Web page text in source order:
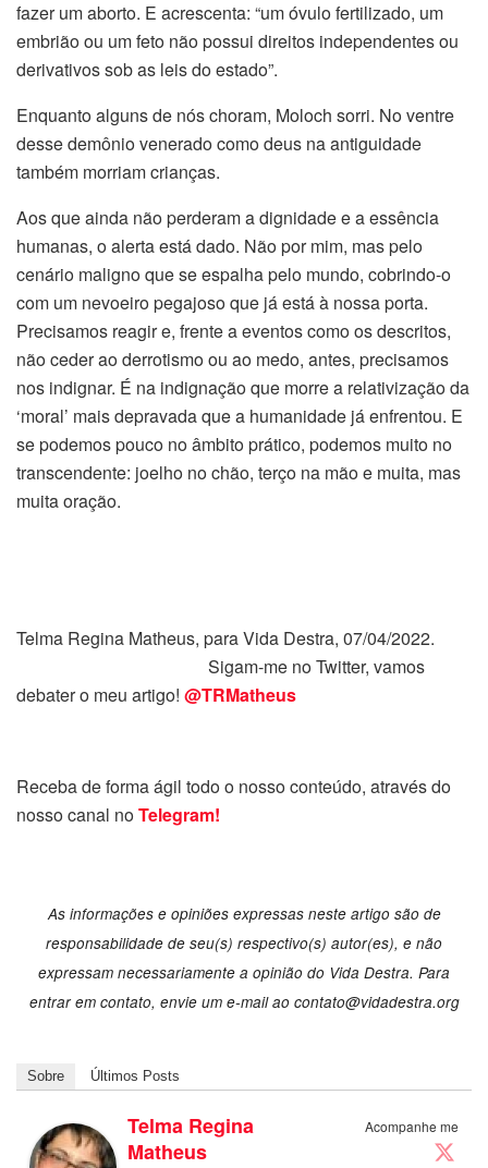
fazer um aborto. E acrescenta: “um óvulo fertilizado, um
embrião ou um feto não possui direitos independentes ou
derivativos sob as leis do estado”.
Enquanto alguns de nós choram, Moloch sorri. No ventre
desse demônio venerado como deus na antiguidade
também morriam crianças.
Aos que ainda não perderam a dignidade e a essência
humanas, o alerta está dado. Não por mim, mas pelo
cenário maligno que se espalha pelo mundo, cobrindo-o
com um nevoeiro pegajoso que já está à nossa porta.
Precisamos reagir e, frente a eventos como os descritos,
não ceder ao derrotismo ou ao medo, antes, precisamos
nos indignar. É na indignação que morre a relativização da
‘moral’ mais depravada que a humanidade já enfrentou. E
se podemos pouco no âmbito prático, podemos muito no
transcendente: joelho no chão, terço na mão e muita, mas
muita oração.
Telma Regina Matheus, para Vida Destra, 07/04/2022.
Sigam-me no Twitter, vamos
debater o meu artigo! @TRMatheus
Receba de forma ágil todo o nosso conteúdo, através do
nosso canal noTelegram!
As informações e opiniões expressas neste artigo são de
responsabilidade de seu(s) respectivo(s) autor(es), e não
expressam necessariamente a opinião do Vida Destra. Para
entrar em contato, envie um e-mail ao contato@vidadestra.org
Sobre Últimos Posts
Acompanhe me
Telma Regina
Matheus